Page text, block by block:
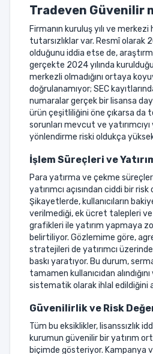
Tradeven Güvenilir
Firmanın kuruluş yılı ve merkezi
tutarsızlıklar var. Resmî olarak
olduğunu iddia etse de,
gerçekte 2024 yılında
merkezli olmadığını ortaya
doğrulanamıyor; SEC
numaralar gerçek bir lisansa
ürün çeşitliliğini öne çıkarsa da
sorunları mevcut ve yatırımcıyı
yönlendirme riski oldukça
İşlem Süreçleri ve
Para yatırma ve çekme
yatırımcı açısından ciddi bir
Şikayetlerde, kullanıcıların
verilmediği, ek ücret talepleri
grafikleri ile yatırım yapmaya
belirtiliyor. Gözlemime göre,
stratejileri de yatırımcı
baskı yaratıyor. Bu durum,
tamamen kullanıcıdan alındığını
sistematik olarak ihlal edildiğini
Güvenilirlik ve Risk
Tüm bu eksiklikler, lisanssızlık
kurumun güvenilir bir yatırım
biçimde gösteriyor. Kampanya